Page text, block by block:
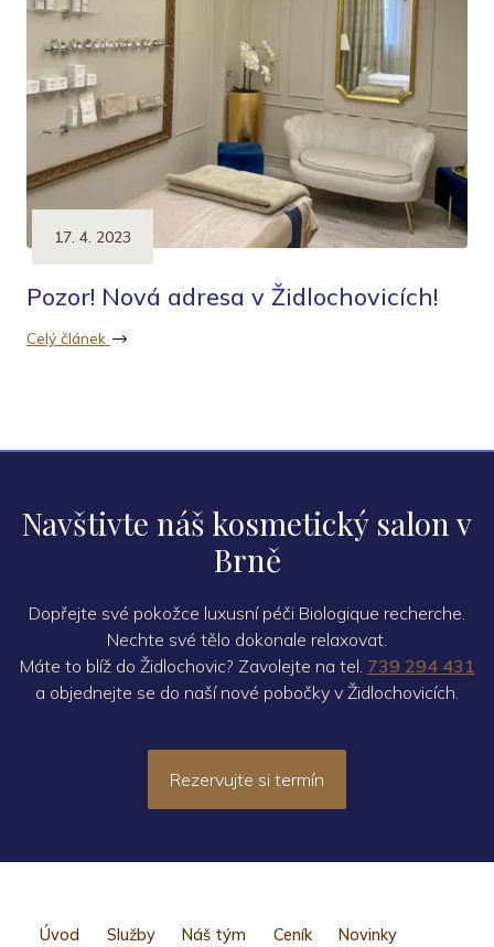
17. 4. 2023
Pozor! Nová adresa v Židlochovicích!
Celý článek
Navštivte náš kosmetický salon v
Brně
Dopřejte své pokožce luxusní péči Biologique recherche.
Nechte své tělo dokonale relaxovat.
Máte to blíž do Židlochovic? Zavolejte na tel. 739 294 431
a objednejte se do naší nové pobočky v Židlochovicích.
Rezervujte si termín
Úvod Služby Náš tým Ceník Novinky